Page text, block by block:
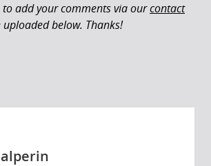
to add your comments via ourcontact
below. Thanks!